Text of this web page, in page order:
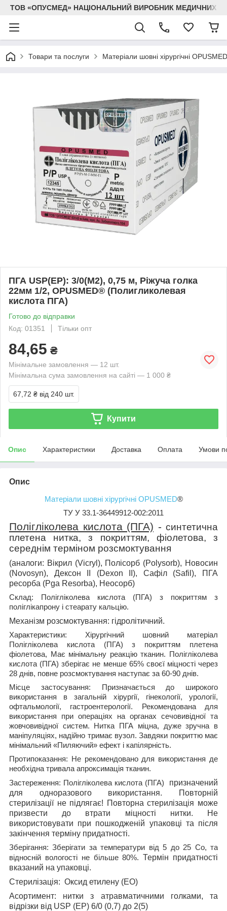
ТОВ «ОПУСМЕД» НАЦІОНАЛЬНИЙ ВИРОБНИК МЕДИЧНИХ
Товари та послуги Матеріали шовні хірургічні OPUSMED
ПГА USP(EP): 3/0(М2), 0,75 м, Ріжуча голка
22мм 1/2, OPUSMED® (Полигликолевая
кислота ПГА)
Готово до відправки
Код: 01351
Тільки опт
84,65 ₴
Мінімальне замовлення — 12 шт.
Мінімальна сума замовлення на сайті — 1 000 ₴
67,72 ₴ від 240 шт.
Купити
Опис Характеристики Доставка Оплата Умови
Опис
Матеріали шовні хірургічні OPUSMED®
ТУ У 33.1-36449912-002:2011
Полігліколева кислота (ПГА) - синтетична
плетена нитка, з покриттям, фіолетова, з
середнім терміном розсмоктування
(аналоги: Вікрил (Vicryl), Полісорб (Polysorb), Новосин
(Novosyn), Дексон ІІ (Dexon II), Сафіл (Safil), ПГА
ресорба (Pga Resorba), Неосорб)
Склад:
Полігліколева кислота (ПГА) з покриттям з
поліглікапрону і стеарату кальцію.
Механізм розсмоктування: гідролітичний.
Характеристики: Хірургічний шовний матеріал
Полігліколева кислота (ПГА) з покриттям плетена
фіолетова, Має мінімальну реакцію тканин. Полігліколева
кислота (ПГА) зберігає не менше 65% своєї міцності через
28 днів, повне розсмоктування наступає за 60-90 днів.
Місце застосування:
Призначається до широкого
використання в загальній хірургії, гінекології, урології,
офтальмології, гастроентерології. Рекомендована для
використання при операціях на органах сечовивідної та
жовчовивідної систем. Нитка ПГА міцна, дуже зручна в
маніпуляціях, надійно тримає вузол. Завдяки покриттю має
мінімальний «Пиляючий» ефект і капілярність.
Протипоказання:
Не рекомендовано для використання де
необхідна тривала апроксимація тканин.
Застереження: Полігліколева кислота (ПГА)
призначений
для одноразового використання. Повторній
стерилізації не підлягає! Повторна стерилізація може
призвести до втрати міцності нитки. Не
використовувати при пошкодженій упаковці та після
закінчення терміну придатності.
Зберігання:Зберігати за температури від 5 до 25 Со, та
відносній вологості не більше 80%.Термін придатності
вказаний на упаковці.
Стерилізація: Оксид етилену (ЕО)
Асортимент: нитки з атравматичними голками, та
відрізки від USP (EP) 6/0 (0,7) до 2(5)